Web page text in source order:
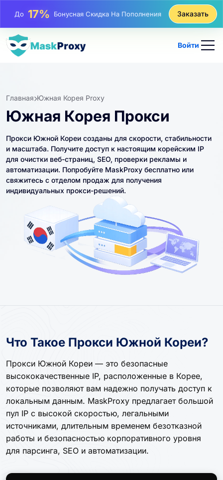
До25%Скидка На Статические Покупки IP
До81%
Заказать
Войти
Главная Южная Корея Proxy
Южная Корея Прокси
Прокси Южной Кореи созданы для скорости, стабильности
и масштаба. Получите доступ к настоящим корейским IP
для очистки веб-страниц, SEO, проверки рекламы и
автоматизации. Попробуйте MaskProxy бесплатно или
свяжитесь с отделом продаж для получения
индивидуальных прокси-решений.
Что Такое Прокси Южной Кореи?
Прокси Южной Кореи — это безопасные
высококачественные IP, расположенные в Корее,
которые позволяют вам надежно получать доступ к
локальным данным. MaskProxy предлагает большой
пул IP с высокой скоростью, легальными
источниками, длительным временем безотказной
работы и безопасностью корпоративного уровня
для парсинга, SEO и автоматизации.